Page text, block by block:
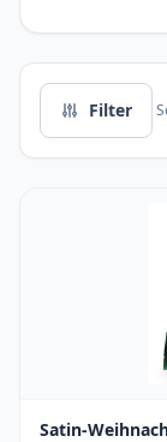
Filter
Satin-